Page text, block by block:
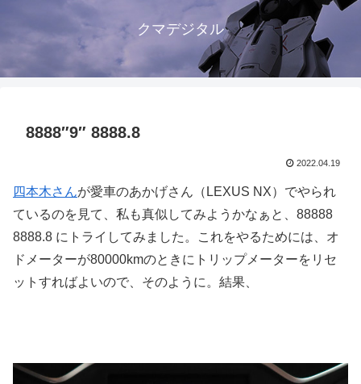
クマデジタル
8888″9″ 8888.8
2022.04.19
四本木さんが愛車のあかげさん（LEXUS NX）でやられ
ているのを見て、私も真似してみようかなぁと、88888
8888.8 にトライしてみました。これをやるためには、オ
ドメーターが80000kmのときにトリップメーターをリセ
ットすればよいので、そのように。結果、